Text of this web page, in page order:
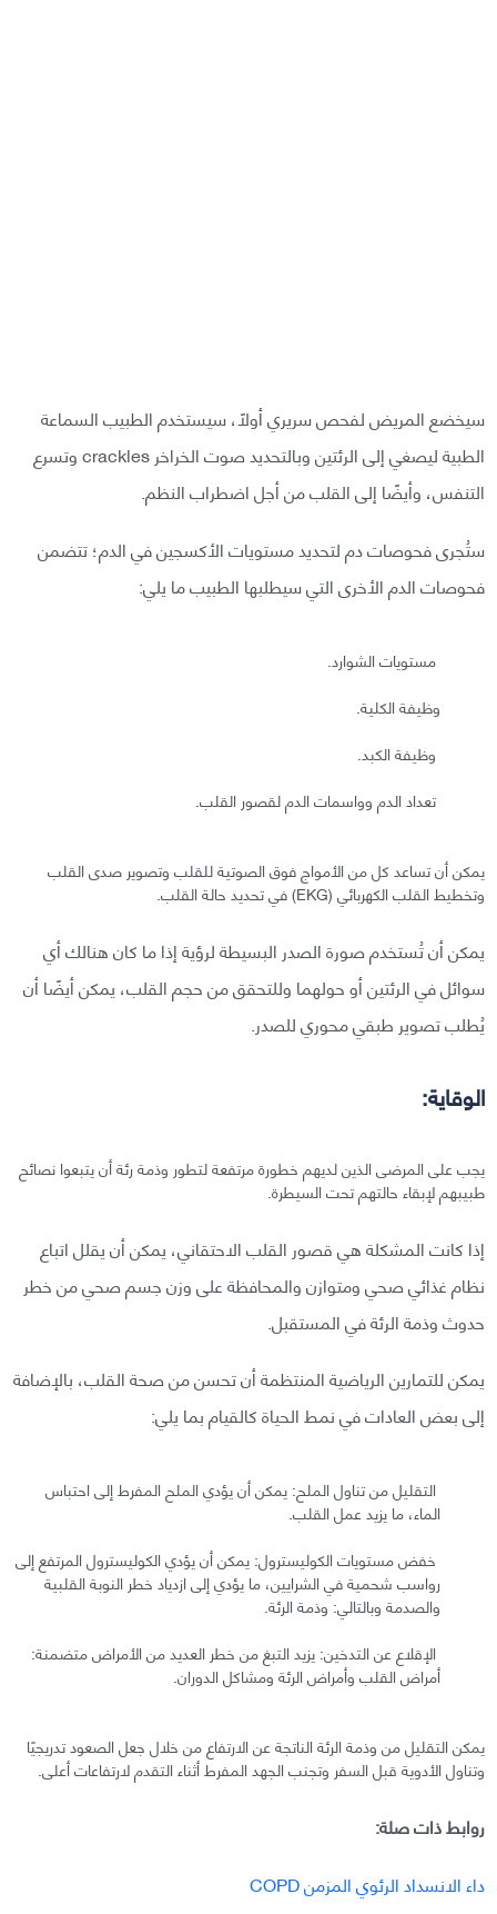
سيخضع المريض لفحص سريري أولًا، سيستخدم الطبيب السماعة
الطبية ليصغي إلى الرئتين وبالتحديد صوت الخراخر crackles وتسرع
التنفس، وأيضًا إلى القلب من أجل اضطراب النظم.
ستُجرى فحوصات دم لتحديد مستويات الأكسجين في الدم؛ تتضمن
فحوصات الدم الأخرى التي سيطلبها الطبيب ما يلي:
مستويات الشوارد.
وظيفة الكلية.
وظيفة الكبد.
تعداد الدم وواسمات الدم لقصور القلب.
يمكن أن تساعد كل من الأمواج فوق الصوتية للقلب وتصوير صدى القلب
وتخطيط القلب الكهربائي (EKG) في تحديد حالة القلب.
يمكن أن تُستخدم صورة الصدر البسيطة لرؤية إذا ما كان هنالك أي
سوائل في الرئتين أو حولهما وللتحقق من حجم القلب، يمكن أيضًا أن
يُطلب تصوير طبقي محوري للصدر.
الوقاية:
يجب على المرضى الذين لديهم خطورة مرتفعة لتطور وذمة رئة أن يتبعوا نصائح
طبيبهم لإبقاء حالتهم تحت السيطرة.
إذا كانت المشكلة هي قصور القلب الاحتقاني، يمكن أن يقلل اتباع
نظام غذائي صحي ومتوازن والمحافظة على وزن جسم صحي من خطر
حدوث وذمة الرئة في المستقبل.
يمكن للتمارين الرياضية المنتظمة أن تحسن من صحة القلب، بالإضافة
إلى بعض العادات في نمط الحياة كالقيام بما يلي:
التقليل من تناول الملح: يمكن أن يؤدي الملح المفرط إلى احتباس
الماء، ما يزيد عمل القلب.
خفض مستويات الكوليسترول: يمكن أن يؤدي الكوليسترول المرتفع إلى
رواسب شحمية في الشرايين، ما يؤدي إلى ازدياد خطر النوبة القلبية
والصدمة وبالتالي: وذمة الرئة.
الإقلاع عن التدخين: يزيد التبغ من خطر العديد من الأمراض متضمنة:
أمراض القلب وأمراض الرئة ومشاكل الدوران.
يمكن التقليل من وذمة الرئة الناتجة عن الارتفاع من خلال جعل الصعود تدريجيًا
وتناول الأدوية قبل السفر وتجنب الجهد المفرط أثناء التقدم لارتفاعات أعلى.
روابط ذات صلة:
داء الانسداد الرئوي المزمن COPD